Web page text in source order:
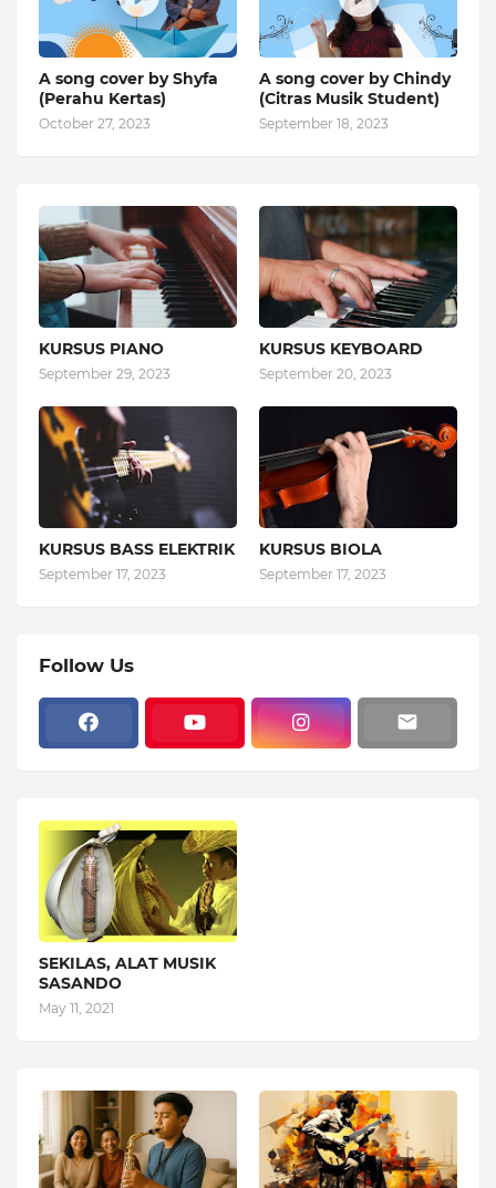
A song cover by Shyfa
(Perahu Kertas)
October 27, 2023
A song cover by Chindy
(Citras Musik Student)
September 18, 2023
KURSUS PIANO
September 29, 2023
KURSUS KEYBOARD
September 20, 2023
KURSUS BASS ELEKTRIK
September 17, 2023
KURSUS BIOLA
September 17, 2023
Follow Us
SEKILAS, ALAT MUSIK
SASANDO
May 11, 2021